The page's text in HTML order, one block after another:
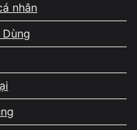
tối ưu
đồng bộ hình – tiếng
bị lag âm thanh
nhân